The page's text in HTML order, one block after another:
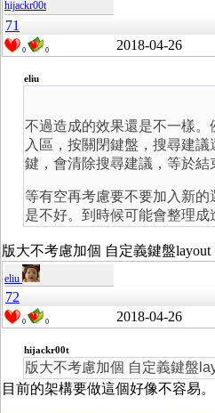
hijackr00t
71
0 0 2018-04-26
eliu
不過造成的效果還是不一樣。
入區，按關閉鍵盤，搜尋建議
鍵，會清除搜尋建議，等於結
等有空再考慮要不要加入新
是不好。到時候可能會整理成
版大不考慮加個 自定義鍵盤layout
eliu
72
0 0 2018-04-26
hijackr00t
版大不考慮加個 自定義鍵盤
目前的架構要做這個好像不容易。